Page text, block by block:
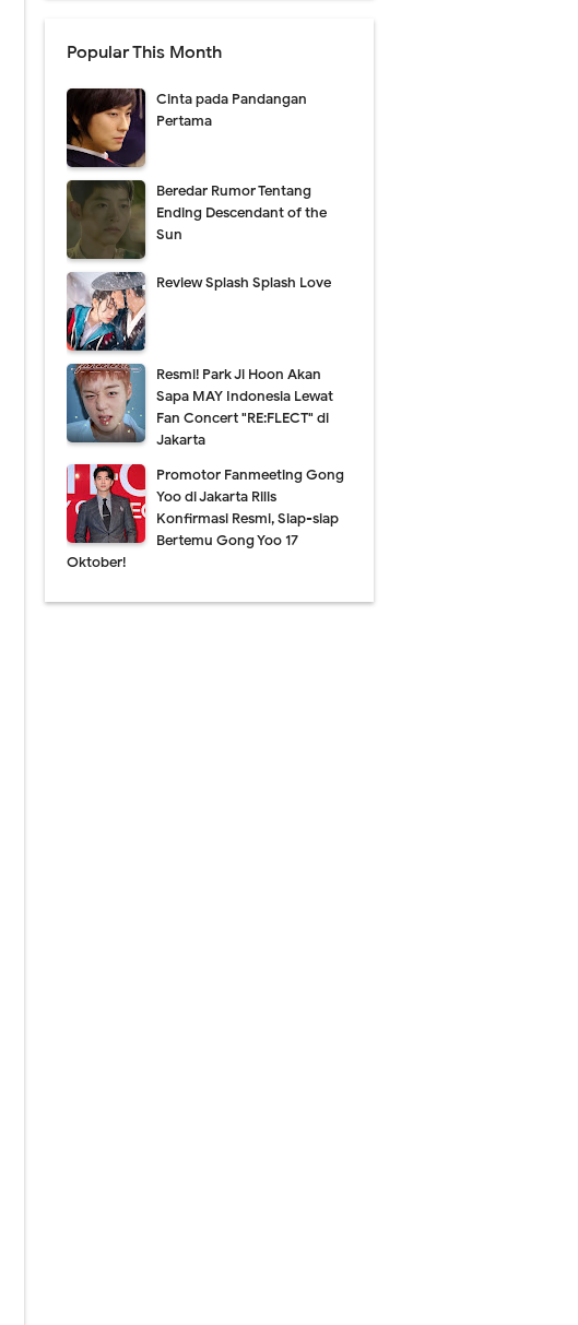
Popular This Month
Cinta pada Pandangan
Pertama
Beredar Rumor Tentang
Ending Descendant of the
Sun
Review Splash Splash Love
Resmi! Park Ji Hoon Akan
Sapa MAY Indonesia Lewat
Fan Concert "RE:FLECT" di
Jakarta
Promotor Fanmeeting Gong
Yoo di Jakarta Rilis
Konfirmasi Resmi, Siap-siap
Bertemu Gong Yoo 17
Oktober!